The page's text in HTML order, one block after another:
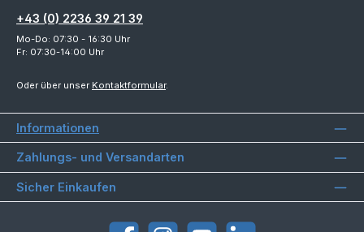
+43 (0) 2236 39 21 39
Mo-Do: 07:30 - 16:30 Uhr
Fr: 07:30-14:00 Uhr
Oder über unser Kontaktformular.
Informationen
Zahlungs- und Versandarten
Sicher Einkaufen